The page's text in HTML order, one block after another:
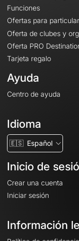
Funciones
Ofertas para
Oferta de clubes y
Oferta PRO
Tarjeta regalo
Ayuda
Centro de ayuda
Idioma
🇪🇸 Español
Inicio de
Crear una cuenta
Iniciar sesión
Información